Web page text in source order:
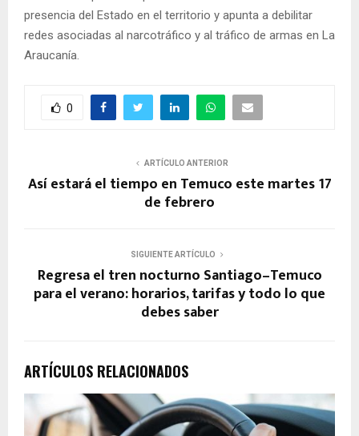
presencia del Estado en el territorio y apunta a debilitar
redes asociadas al narcotráfico y al tráfico de armas en La
Araucanía.
0
ARTÍCULO ANTERIOR
Así estará el tiempo en Temuco este martes 17
de febrero
SIGUIENTE ARTÍCULO
Regresa el tren nocturno Santiago–Temuco
para el verano: horarios, tarifas y todo lo que
debes saber
ARTÍCULOS RELACIONADOS